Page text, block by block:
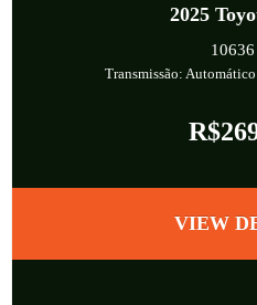
2025
Transmissão: Automático
VIEW